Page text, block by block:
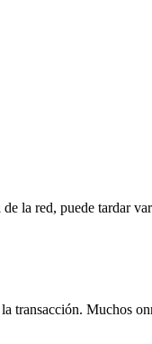
la red, puede tardar
Muchos